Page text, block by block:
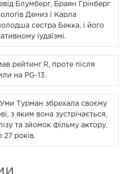
Блумберг, Браян Грінберг
Дениз і Карла
сестра Бекка, і його
іудаїзмі.
рейтинг R, проте після
на PG-13.
Турман збрехала своєму
з яким вона зустрічається,
та зйомок фільму актору,
27 років.